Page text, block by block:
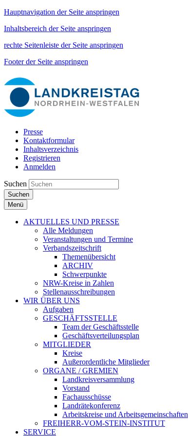
Hauptnavigation der Seite anspringen
Inhaltsbereich der Seite anspringen
rechte Seitenleiste der Seite anspringen
Footer der Seite anspringen
Presse
Kontaktformular
Inhaltsverzeichnis
Registrieren
Anmelden
Suchen
Suchen
Menü
AKTUELLES UND PRESSE
Alle Meldungen
Veranstaltungen und Termine
Verbandszeitschrift
Themenübersicht
ARCHIV
Schwerpunkte
NRW-Kreise in Zahlen
Stellenausschreibungen
WIR ÜBER UNS
Aufgaben
GESCHÄFTSSTELLE
Team der Geschäftsstelle
Geschäftsverteilungsplan
MITGLIEDER
Kreise
Außerordentliche Mitglieder
ORGANE / GREMIEN
Landkreisversammlung
Vorstand
Fachausschüsse
Landrätekonferenz
Arbeitskreise und Arbeitsgemeinschaften
FREIHERR-VOM-STEIN-INSTITUT
SERVICE